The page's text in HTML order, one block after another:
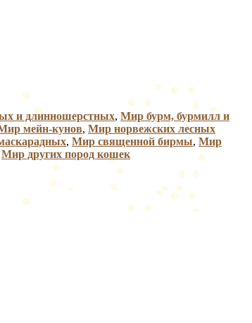
и длинношерстных, Мир бурм, бурмилл и
мейн-кунов, Мир норвежских лесных
, Мир священной бирмы, Мир
Мир других пород кошек